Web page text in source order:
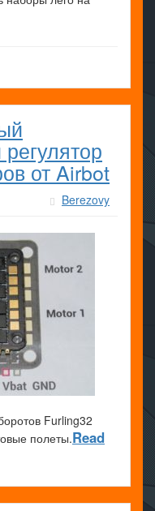
от Airbot
Berezovy
Furling32
полеты.Read